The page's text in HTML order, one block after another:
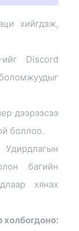
хийгдэж,
Discord
дээрээсээ
боллоо.
Удирдлагын
багийн
хянах